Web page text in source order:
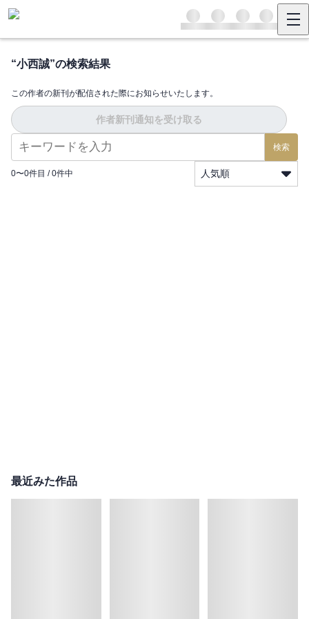
“小西誠”の検索結果
この作者の新刊が配信された際にお知らせいたします。
作者新刊通知を受け取る
検索
0〜0件目 / 0件中 人気順
最近みた作品